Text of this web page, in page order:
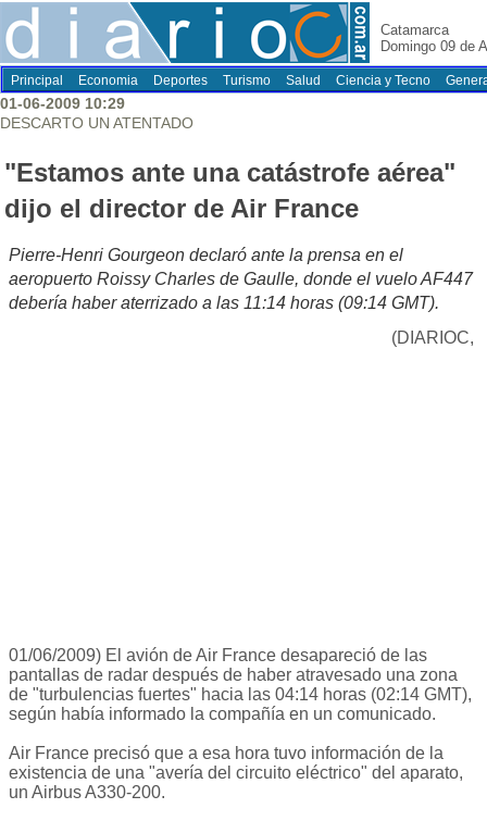
Catamarca
Domingo 09 de
Principal Economia Deportes Turismo Salud Ciencia y Tecno
01-06-2009 10:29
DESCARTO UN ATENTADO
"Estamos ante una catástrofe aérea"
dijo el director de Air France
Pierre-Henri Gourgeon declaró ante la prensa en el
aeropuerto Roissy Charles de Gaulle, donde el vuelo AF447
debería haber aterrizado a las 11:14 horas (09:14 GMT).
(DIARIOC,
01/06/2009) El avión de Air France desapareció de las
pantallas de radar después de haber atravesado una zona
de "turbulencias fuertes" hacia las 04:14 horas (02:14 GMT),
según había informado la compañía en un comunicado.
Air France precisó que a esa hora tuvo información de la
existencia de una "avería del circuito eléctrico" del aparato,
un Airbus A330-200.